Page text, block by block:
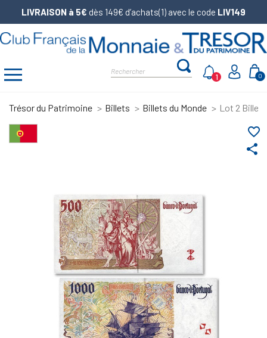
LIVRAISON à 5€ dès 149€ d’achats(1) avec le code LIV149
0
1
Trésor du Patrimoine Billets Billets du Monde Lot 2
share
favorite_border